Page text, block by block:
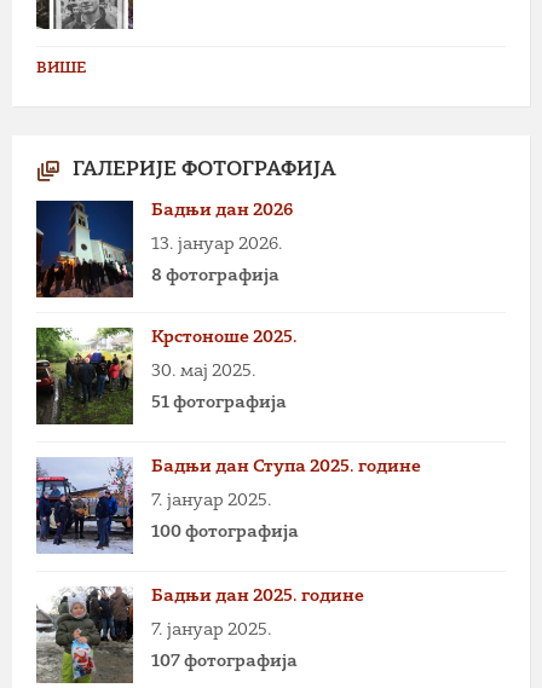
ВИШЕ
ГАЛЕРИЈЕ ФОТОГРАФИЈА
Бадњи дан 2026
13. јануар 2026.
8 фотографија
Крстоноше 2025.
30. мај 2025.
51 фотографија
Бадњи дан Ступа 2025. године
7. јануар 2025.
100 фотографија
Бадњи дан 2025. године
7. јануар 2025.
107 фотографија